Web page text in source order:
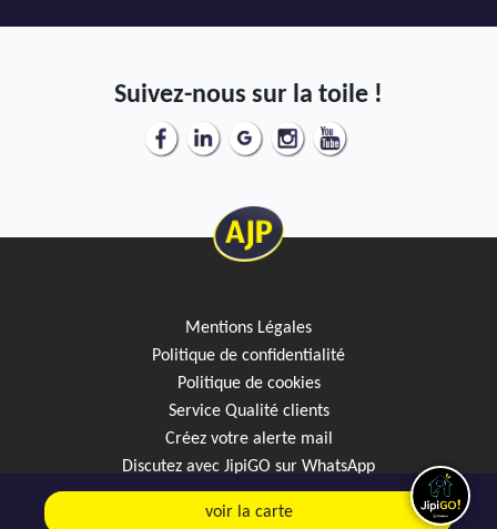
voir la carte
Suivez-nous sur la toile !
Mentions Légales
Politique de confidentialité
Politique de cookies
Service Qualité clients
Créez votre alerte mail
Discutez avec JipiGO sur WhatsApp